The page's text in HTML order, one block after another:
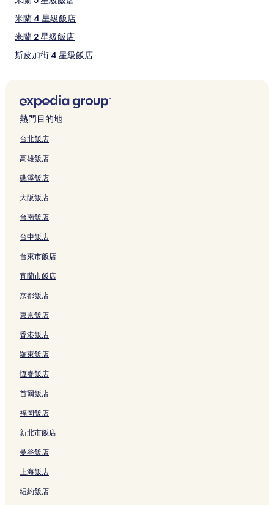
可
能
受
到
制。
巴格帝瓦塞奇博物館
曼佐尼劇院
如何前往蒙特拿破崙大街
Montenapoleone M3 電車站 (距離市中心 0.3 公里 (0.2 英里))
蒙特拿破崙車站 (距離市中心 0.3 公里 (0.2 英里))
聖巴比拉車站 (距離市中心 0.3 公里 (0.2 英里))
米蘭 4 星級飯店
米蘭 2 星級飯店
斯皮加街 4 星級飯店
布雷拉 4 星級飯店
蒙特拿破崙大街附近的奢華飯店
蒙特拿破崙大街附近的方便購物的飯店
蒙特拿破崙大街附近的商務飯店
歷史中心的寵物友善飯店
托利諾大街附近的方便購物的飯店
米蘭廣域市的商務飯店
倫巴第的滑雪飯店
米蘭的奢華飯店
米蘭的設有廚房的飯店
米蘭的親子飯店
米蘭的高爾夫飯店
米蘭的方便購物的飯店
米蘭的精品飯店
米蘭中央車站附近的飯店
熱門目的地
台北飯店
高雄飯店
礁溪飯店
大阪飯店
台南飯店
台中飯店
台東市飯店
宜蘭市飯店
京都飯店
東京飯店
香港飯店
羅東飯店
恆春飯店
首爾飯店
福岡飯店
新北市飯店
曼谷飯店
上海飯店
紐約飯店